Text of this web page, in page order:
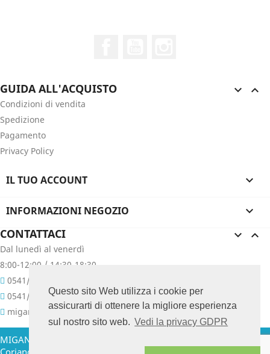
Questo sito Web utilizza i cookie per
assicurarti di ottenere la migliore esperienza
sul nostro sito web. Vedi la privacy GDPR
GUIDA ALL'ACQUISTO  
Condizioni di vendita
Spedizione
Pagamento
Privacy Policy
IL TUO ACCOUNT 
INFORMAZIONI NEGOZIO

CONTATTACI
 
Dal lunedì al venerdì
8:00-12:00 / 14:30-18:30
0541/657400
0541/657076
migani@migani.com
MIGANI GIUSEPPE & C. SNC - Via Colombarina, 47 - 47853
Coriano (RN) Italia Tel. +39.0541.657400 - 657076 P. IVA